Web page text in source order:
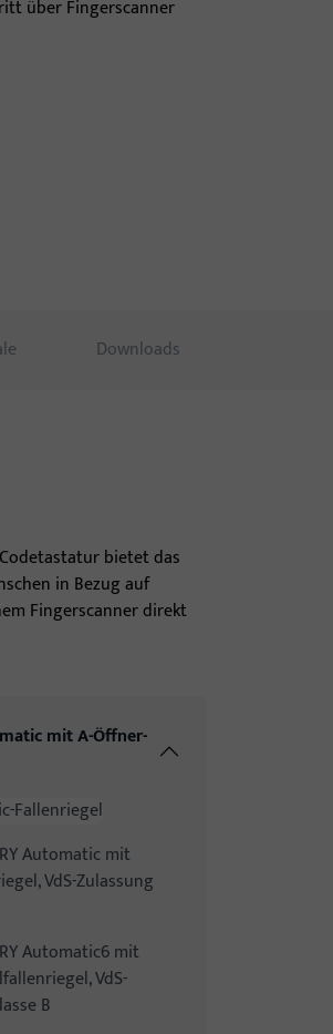
Downloads
bietet das
in Bezug auf
Fingerscanner direkt
mit A-Öffner-
Automatic mit
VdS-Zulassung
Automatic6 mit
VdS-
B